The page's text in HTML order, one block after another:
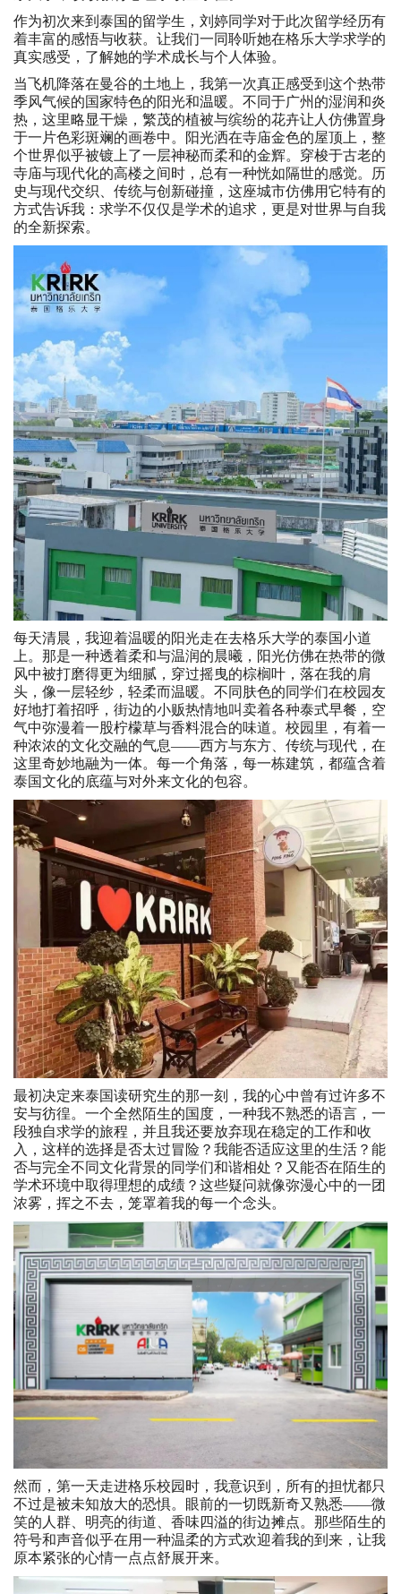
作为初次来到泰国的留学生，刘婷同学对于此次留学经历有
着丰富的感悟与收获。让我们一同聆听她在格乐大学求学的
真实感受，了解她的学术成长与个人体验。
当飞机降落在曼谷的土地上，我第一次真正感受到这个热带
季风气候的国家特色的阳光和温暖。不同于广州的湿润和炎
热，这里略显干燥，繁茂的植被与缤纷的花卉让人仿佛置身
于一片色彩斑斓的画卷中。阳光洒在寺庙金色的屋顶上，整
个世界似乎被镀上了一层神秘而柔和的金辉。穿梭于古老的
寺庙与现代化的高楼之间时，总有一种恍如隔世的感觉。历
史与现代交织、传统与创新碰撞，这座城市仿佛用它特有的
方式告诉我：求学不仅仅是学术的追求，更是对世界与自我
的全新探索。
每天清晨，我迎着温暖的阳光走在去格乐大学的泰国小道
上。那是一种透着柔和与温润的晨曦，阳光仿佛在热带的微
风中被打磨得更为细腻，穿过摇曳的棕榈叶，落在我的肩
头，像一层轻纱，轻柔而温暖。不同肤色的同学们在校园友
好地打着招呼，街边的小贩热情地叫卖着各种泰式早餐，空
气中弥漫着一股柠檬草与香料混合的味道。校园里，有着一
种浓浓的文化交融的气息——西方与东方、传统与现代，在
这里奇妙地融为一体。每一个角落，每一栋建筑，都蕴含着
泰国文化的底蕴与对外来文化的包容。
最初决定来泰国读研究生的那一刻，我的心中曾有过许多不
安与彷徨。一个全然陌生的国度，一种我不熟悉的语言，一
段独自求学的旅程，并且我还要放弃现在稳定的工作和收
入，这样的选择是否太过冒险？我能否适应这里的生活？能
否与完全不同文化背景的同学们和谐相处？又能否在陌生的
学术环境中取得理想的成绩？这些疑问就像弥漫心中的一团
浓雾，挥之不去，笼罩着我的每一个念头。
然而，第一天走进格乐校园时，我意识到，所有的担忧都只
不过是被未知放大的恐惧。眼前的一切既新奇又熟悉——微
笑的人群、明亮的街道、香味四溢的街边摊点。那些陌生的
符号和声音似乎在用一种温柔的方式欢迎着我的到来，让我
原本紧张的心情一点点舒展开来。